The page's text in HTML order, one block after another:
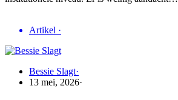
Artikel ·
Bessie Slagt·
13 mei, 2026·